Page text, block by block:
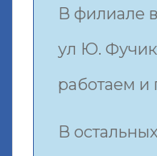
В филиале
ул Ю.
работаем и
В